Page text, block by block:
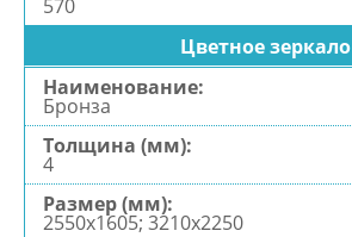
570
Цветное зеркало
Бронза
4
2550х1605; 3210х2250